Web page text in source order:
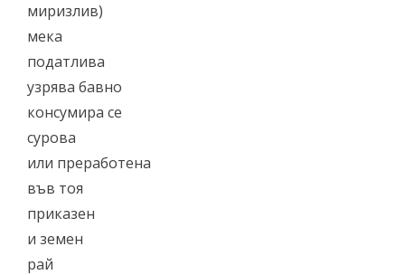
миризлив)
мека
податлива
узрява бавно
консумира се
сурова
или преработена
във тоя
приказен
и земен
рай